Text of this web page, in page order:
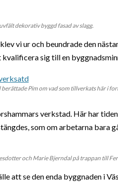
dekorativ byggd fasad av slagg.
vi ur och beundrade den
sig till en
Pim om vad som tillverkats här i
verkstad. Här har
som om arbetarna bara
och Marie Bjerndal på trappan till
att se den enda byggnaden i